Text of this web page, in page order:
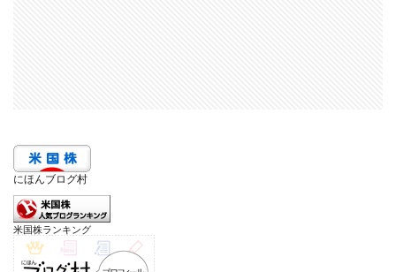
にほんブログ村
米国株ランキング